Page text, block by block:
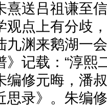
熹送吕祖谦至
观点上有分歧
九渊来鹅湖一
》记载：“淳熙
编修元晦，潘
思录》。朱编